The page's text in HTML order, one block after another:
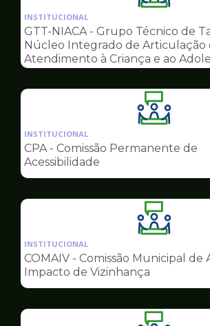
da
pagina
de
Conselhos
INSTITUCIONAL
GTT-NIACA - Grupo Técnico de
Núcleo Integrado de Articulação
Atendimento à Criança e ao
Ilustração
da
pagina
Conselhos
INSTITUCIONAL
CPA - Comissão Permanente de
Acessibilidade
Ilustração
da
pagina
Conselhos
INSTITUCIONAL
COMAIV - Comissão Municipal de
Impacto de Vizinhança